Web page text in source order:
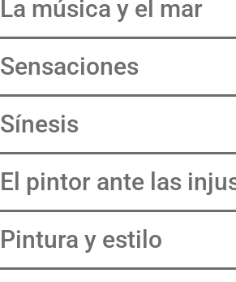
La música y el mar
Sensaciones
Sínesis
El pintor ante las
Pintura y estilo